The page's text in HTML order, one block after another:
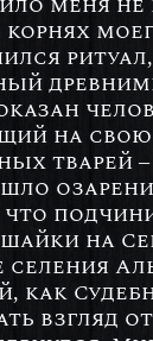
корнях
ритуал,
на свою
тварей
на
как
взгляд